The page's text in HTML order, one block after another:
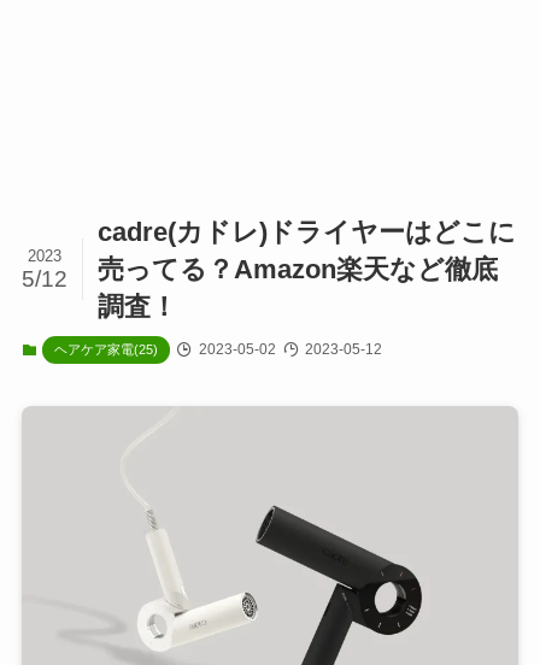
cadre(カドレ)ドライヤーはどこに
売ってる？Amazon楽天など徹底
調査！
2023
5/12
ヘアケア家電(25) 2023-05-02 2023-05-12